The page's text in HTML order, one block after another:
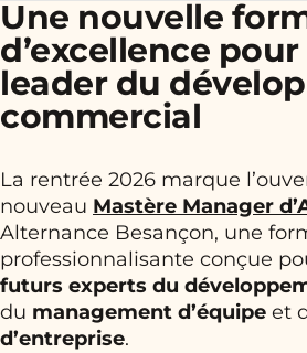
Une nouvelle
d’excellence
leader du
commercial
La rentrée 2026 marque
nouveau Mastère Manager
Alternance Besançon, une
professionnalisante conçue
futurs experts du
du management d’équipe et
d’entreprise.